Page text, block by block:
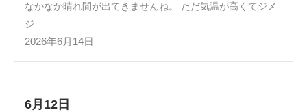
なかなか晴れ間が出てきませんね。 ただ気温が高くてジメ
ジ...
2026年6月14日
6月12日